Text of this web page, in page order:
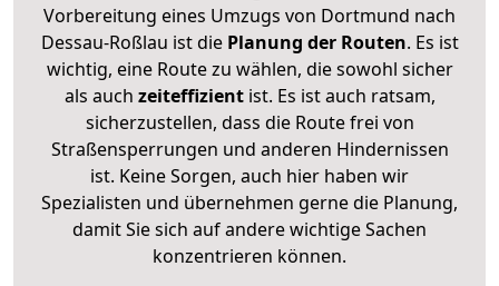
Vorbereitung eines Umzugs von Dortmund nach
Dessau-Roßlau ist diePlanung der Routen. Es ist
wichtig, eine Route zu wählen, die sowohl sicher
als auch zeiteffizientist. Es ist auch ratsam,
sicherzustellen, dass die Route frei von
Straßensperrungen und anderen Hindernissen
ist. Keine Sorgen, auch hier haben wir
Spezialisten und übernehmen gerne die Planung,
damit Sie sich auf andere wichtige Sachen
konzentrieren können.